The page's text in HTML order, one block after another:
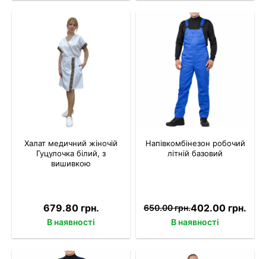
Халат медичний жіночій
Гуцулочка білий, з
вишивкою
679.80 грн.
В наявності
Напівкомбінезон робочий
літній базовий
402.00 грн.
650.00 грн.
В наявності